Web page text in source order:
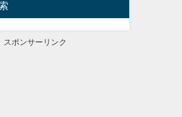
スポンサーリンク